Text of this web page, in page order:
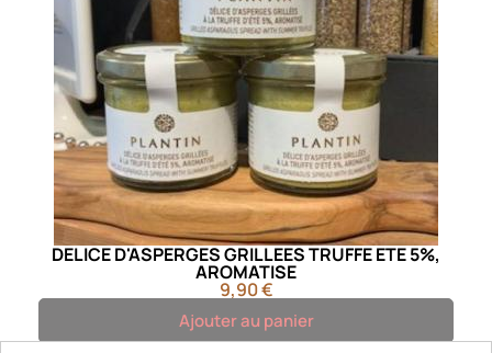
DELICE D'ASPERGES GRILLEES TRUFFE ETE 5%,
AROMATISE
9,90 €
Ajouter au panier